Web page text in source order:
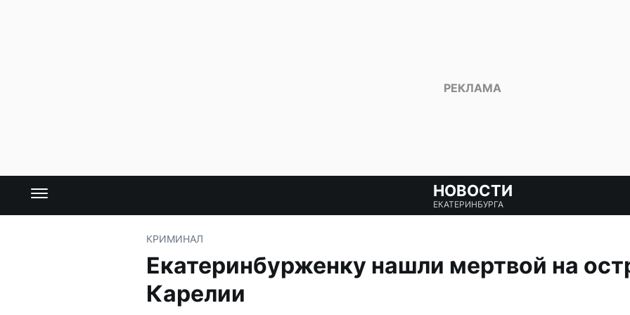
НОВОСТИ
ЕКАТЕРИНБУРГА
КРИМИНАЛ
Екатеринбурженку нашли мертвой на
Карелии